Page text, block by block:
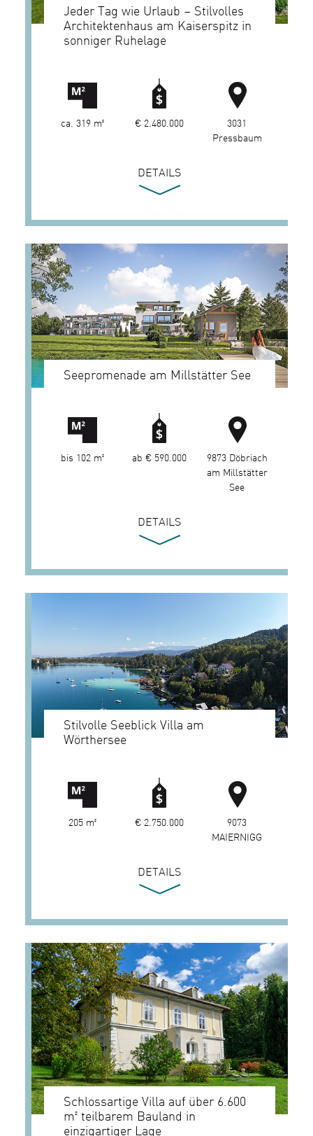
Jeder Tag wie Urlaub – Stilvolles
Architektenhaus am Kaiserspitz in
sonniger Ruhelage
ca. 319 m² € 2.480.000
3031
Pressbaum
DETAILS
Seepromenade am Millstätter See
bis 102 m² ab € 590.000
9873 Döbriach
am Millstätter
See
DETAILS
Stilvolle Seeblick Villa am
Wörthersee
205 m² € 2.750.000
9073
MAIERNIGG
DETAILS
Schlossartige Villa auf über 6.600
m² teilbarem Bauland in
einzigartiger Lage